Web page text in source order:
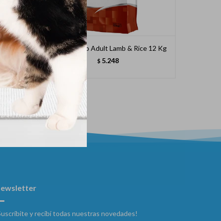
12 Kg Monge Perro Adult Lamb & Rice 12 Kg
$ 5.248
y recibí todas nuestras novedades!